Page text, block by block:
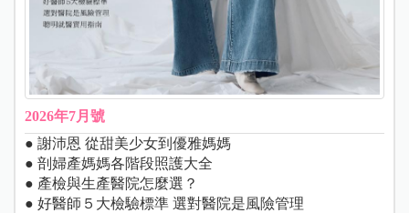
2026年7月號
● 謝沛恩 從甜美少女到優雅媽媽
● 剖婦產媽媽各階段照護大全
● 產檢與生產醫院怎麼選？
● 好醫師５大檢驗標準 選對醫院是風險管理